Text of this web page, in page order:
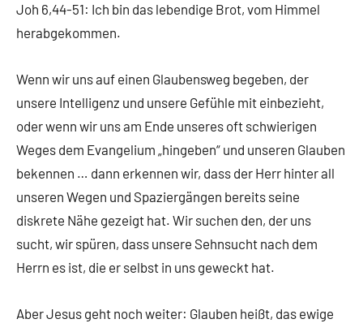
Joh 6,44-51: Ich bin das lebendige Brot, vom Himmel
herabgekommen.
Wenn wir uns auf einen Glaubensweg begeben, der
unsere Intelligenz und unsere Gefühle mit einbezieht,
oder wenn wir uns am Ende unseres oft schwierigen
Weges dem Evangelium „hingeben“ und unseren Glauben
bekennen … dann erkennen wir, dass der Herr hinter all
unseren Wegen und Spaziergängen bereits seine
diskrete Nähe gezeigt hat. Wir suchen den, der uns
sucht, wir spüren, dass unsere Sehnsucht nach dem
Herrn es ist, die er selbst in uns geweckt hat.
Aber Jesus geht noch weiter: Glauben heißt, das ewige